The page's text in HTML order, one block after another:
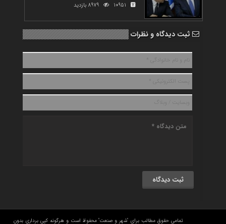
8979 بازدید
ثبت دیدگاه و نظرات
تمامی حقوق مطالب برای "شهر و صنعت" محفوظ است و هرگونه کپی برداری بدون